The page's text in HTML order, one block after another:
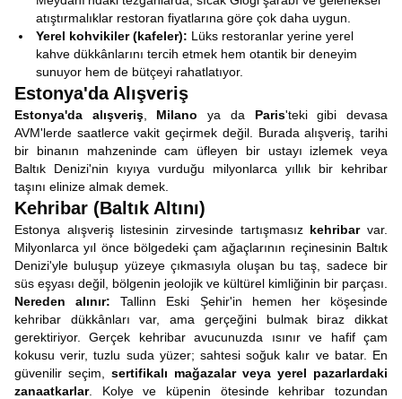
atıştırmalıklar restoran fiyatlarına göre çok daha uygun.
Yerel kohvikiler (kafeler): Lüks restoranlar yerine yerel
kahve dükkânlarını tercih etmek hem otantik bir deneyim
sunuyor hem de bütçeyi rahatlatıyor.
Estonya'da Alışveriş
Estonya'da alışveriş, Milano ya da Paris'teki gibi devasa
AVM'lerde saatlerce vakit geçirmek değil. Burada alışveriş, tarihi
bir binanın mahzeninde cam üfleyen bir ustayı izlemek veya
Baltık Denizi'nin kıyıya vurduğu milyonlarca yıllık bir kehribar
taşını elinize almak demek.
Kehribar (Baltık Altını)
Estonya alışveriş listesinin zirvesinde tartışmasız kehribarvar.
Milyonlarca yıl önce bölgedeki çam ağaçlarının reçinesinin Baltık
Denizi'yle buluşup yüzeye çıkmasıyla oluşan bu taş, sadece bir
süs eşyası değil, bölgenin jeolojik ve kültürel kimliğinin bir parçası.
Nereden alınır: Tallinn Eski Şehir'in hemen her köşesinde
kehribar dükkânları var, ama gerçeğini bulmak biraz dikkat
gerektiriyor. Gerçek kehribar avucunuzda ısınır ve hafif çam
kokusu verir, tuzlu suda yüzer; sahtesi soğuk kalır ve batar. En
güvenilir seçim, sertifikalı mağazalar veya yerel pazarlardaki
zanaatkarlar. Kolye ve küpenin ötesinde kehribar tozundan